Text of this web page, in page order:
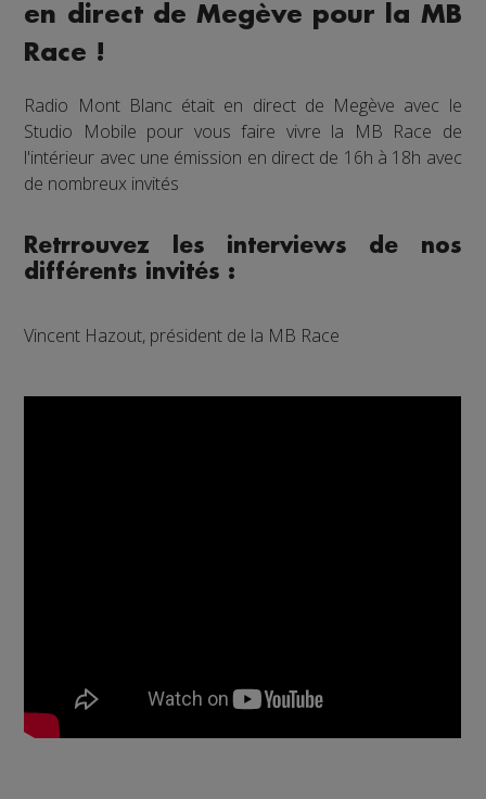
en direct de Megève pour la MB
Race !
Radio Mont Blanc était en direct de Megève avec le
Studio Mobile pour vous faire vivre la MB Race de
l'intérieur avec une émission en direct de 16h à 18h avec
de nombreux invités
Retrrouvez les interviews de nos
différents invités :
Vincent Hazout, président de la MB Race